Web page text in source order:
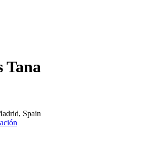
Tana
Spain